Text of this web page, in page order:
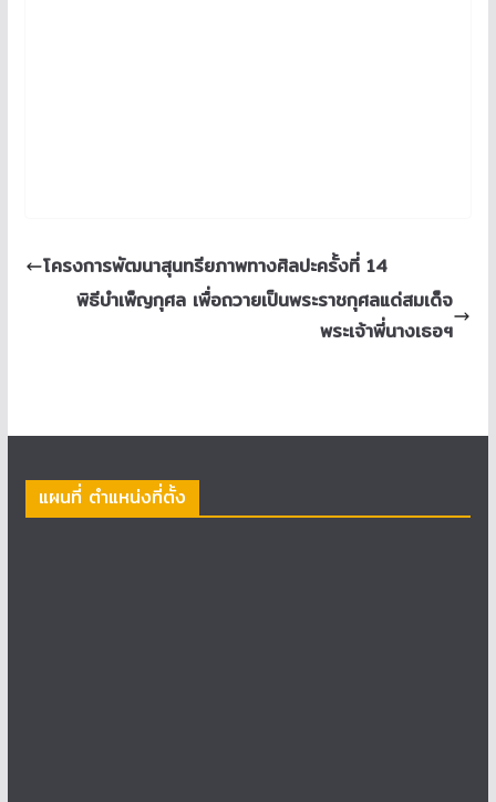
โครงการพัฒนาสุนทรียภาพทางศิลปะครั้งที่ 14
พิธีบำเพ็ญกุศล เพื่อถวายเป็นพระราชกุศลแด่สมเด็จ
พระเจ้าพี่นางเธอฯ
แผนที่ ตำแหน่งที่ตั้ง